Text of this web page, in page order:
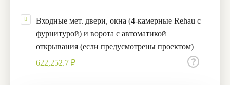
Входные мет. двери, окна (4-камерные Rehau с
фурнитурой) и ворота с автоматикой
открывания (если предусмотрены проектом)
622,252.7 ₽